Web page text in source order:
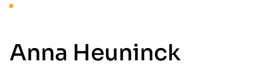
Anna Heuninck